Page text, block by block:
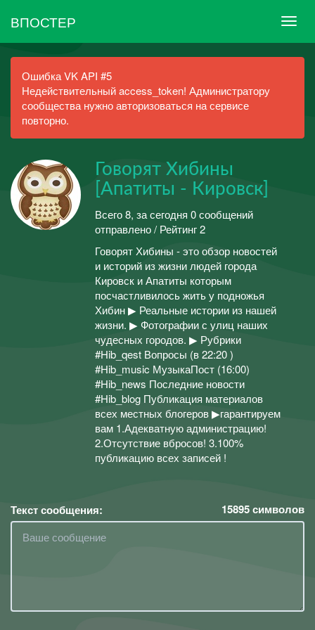
ВПОСТЕР
Ошибка VK API #5
Недействительный access_token! Администратору
сообщества нужно авторизоваться на сервисе
повторно.
Говорят Хибины
[Апатиты - Кировск]
Всего 8, за сегодня 0 сообщений
отправлено / Рейтинг 2
Говорят Хибины - это обзор новостей
и историй из жизни людей города
Кировск и Апатиты которым
посчастливилось жить у подножья
Хибин ▶ Реальные истории из нашей
жизни. ▶ Фотографии с улиц наших
чудесных городов. ▶ Рубрики
#Hib_qest Вопросы (в 22:20 )
#Hib_music МузыкаПост (16:00)
#Hib_news Последние новости
#Hib_blog Публикация материалов
всех местных блогеров ▶гарантируем
вам 1.Адекватную администрацию!
2.Отсутствие вбросов! 3.100%
публикацию всех записей !
Текст сообщения: 15895символов